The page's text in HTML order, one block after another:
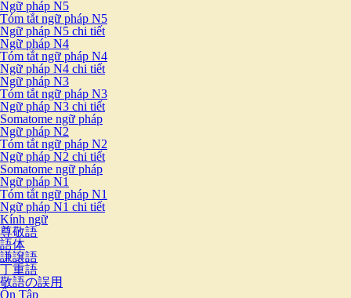
Ngữ pháp N5
Tóm tắt ngữ pháp N5
Ngữ pháp N5 chi tiết
Ngữ pháp N4
Tóm tắt ngữ pháp N4
Ngữ pháp N4 chi tiết
Ngữ pháp N3
Tóm tắt ngữ pháp N3
Ngữ pháp N3 chi tiết
Somatome ngữ pháp
Ngữ pháp N2
Tóm tắt ngữ pháp N2
Ngữ pháp N2 chi tiết
Somatome ngữ pháp
Ngữ pháp N1
Tóm tắt ngữ pháp N1
Ngữ pháp N1 chi tiết
Kính ngữ
尊敬語
語体
謙譲語
丁重語
敬語の誤用
Ôn Tập